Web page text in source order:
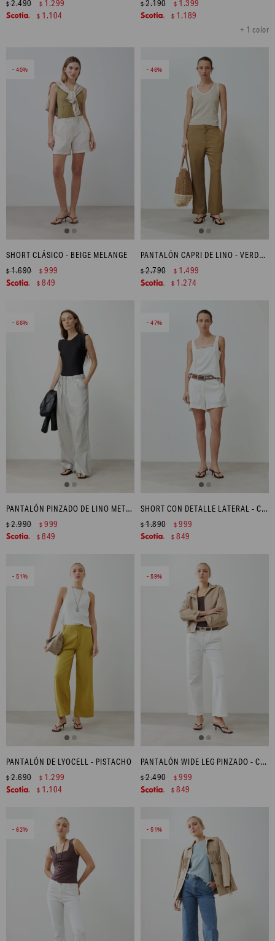
$2.490 $ 1.299
$ 1.104
+ 1 color
$2.190 $ 1.399
$ 1.189
40
SHORT CLÁSICO - BEIGE MELANGE
$1.690 $ 999
$ 849
46
PANTALÓN CAPRI DE LINO - VERDE OLIVA
$2.790 $ 1.499
$ 1.274
66
PANTALÓN PINZADO DE LINO METALIZADO - PLATEADO
$2.990 $ 999
$ 849
47
SHORT CON DETALLE LATERAL - CRUDO
$1.890 $ 999
$ 849
51
PANTALÓN DE LYOCELL - PISTACHO
$2.690 $ 1.299
$ 1.104
59
PANTALÓN WIDE LEG PINZADO - CRUDO
$2.490 $ 999
$ 849
62 51